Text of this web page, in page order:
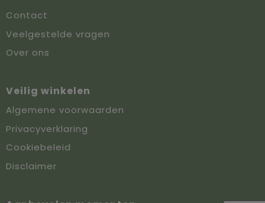
Contact
Veelgestelde vragen
Over ons
Veilig winkelen
Algemene voorwaarden
Privacyverklaring
Cookiebeleid
Disclaimer